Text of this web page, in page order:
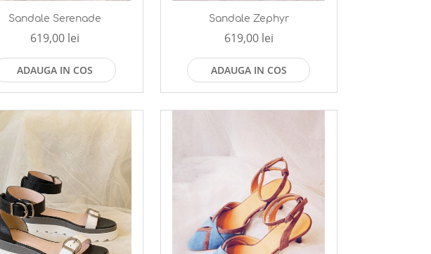
Sandale Serenade
619,00 lei
ADAUGA IN COS
Sandale Zephyr
619,00 lei
ADAUGA IN COS